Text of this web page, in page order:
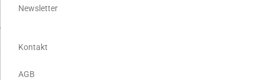
Newsletter
Kontakt
AGB